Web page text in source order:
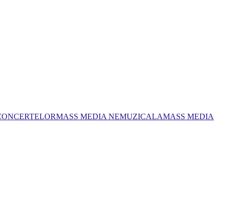
MASS MEDIA NEMUZICALAMASS MEDIA